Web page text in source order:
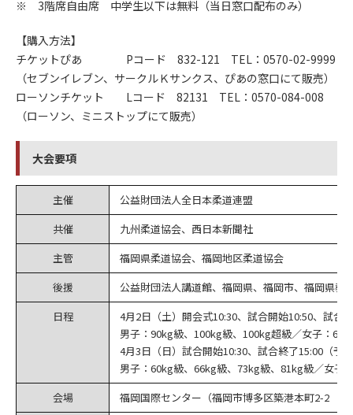
※ 3階席自由席 中学生以下は無料（当日窓口配布のみ）
【購入方法】
チケットぴあ Pコード 832-121 TEL：0570-02-9999
（セブンイレブン、サークルＫサンクス、ぴあの窓口にて販売）
ローソンチケット Lコード 82131 TEL：0570-084-008
（ローソン、ミニストップにて販売）
大会要項
主催
公益財団法人全日本柔道連盟
共催
九州柔道協会、西日本新聞社
主管
福岡県柔道協会、福岡地区柔道協会
後援
公益財団法人講道館、福岡県、福岡市、福岡県
日程
4月2日（土）開会式10:30、試合開始10:50、試合
男子：90kg級、100kg級、100kg超級／女子：
4月3日（日）試合開始10:30、試合終了15:00（予
男子：60kg級、66kg級、73kg級、81kg級／女子
会場
福岡国際センター（福岡市博多区築港本町2-2